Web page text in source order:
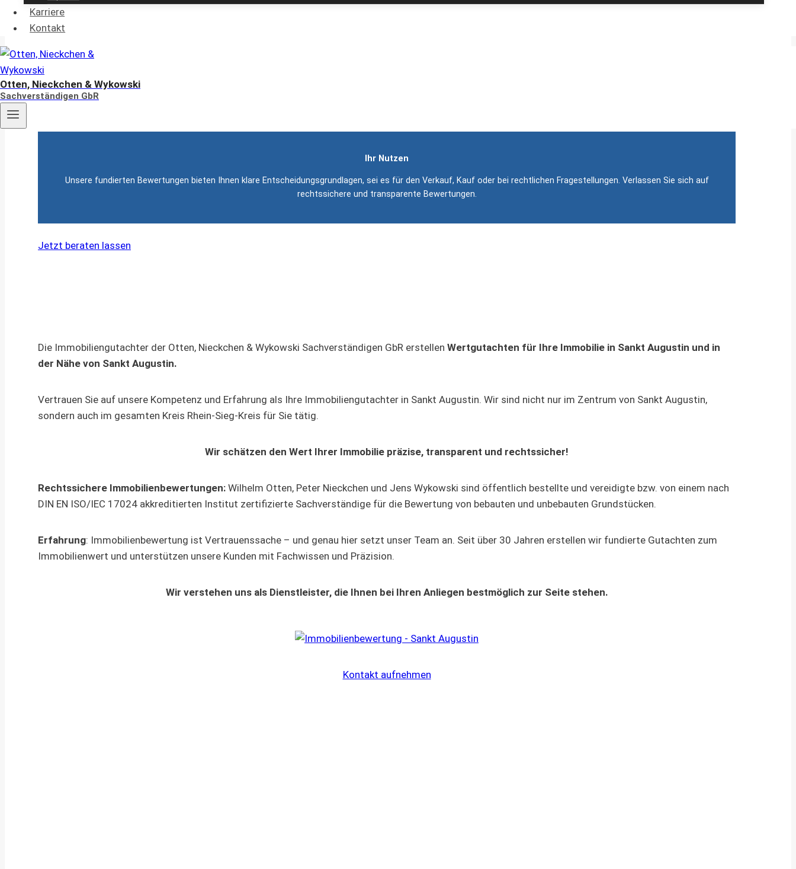
Karriere
Kontakt
Otten, Nieckchen & Wykowski
Sachverständigen GbR
für die Bewertung von bebauten und unbebauten Grundstücken
Bei uns erhalten Sie präzise und professionelle Immobilienwertermittlungen für bebaute und unbebaute Grundstücke – erstellt von öffentlich bestellten und vereidigten
Ihr Nutzen
Unsere fundierten Bewertungen bieten Ihnen klare Entscheidungsgrundlagen, sei es für den Verkauf, Kauf oder bei rechtlichen Fragestellungen. Verlassen Sie sich auf
rechtssichere und transparente Bewertungen.
Jetzt beraten lassen
Die Immobiliengutachter der Otten, Nieckchen & Wykowski Sachverständigen GbR erstellen Wertgutachten für Ihre Immobilie in Sankt Augustin und in
der Nähe von Sankt Augustin.
Vertrauen Sie auf unsere Kompetenz und Erfahrung als Ihre Immobiliengutachter in Sankt Augustin. Wir sind nicht nur im Zentrum von Sankt Augustin,
sondern auch im gesamten Kreis Rhein-Sieg-Kreis für Sie tätig.
Wir schätzen den Wert Ihrer Immobilie präzise, transparent und rechtssicher!
Rechtssichere Immobilienbewertungen: Wilhelm Otten, Peter Nieckchen und Jens Wykowski sind öffentlich bestellte und vereidigte bzw. von einem nach
DIN EN ISO/IEC 17024 akkreditierten Institut zertifizierte Sachverständige für die Bewertung von bebauten und unbebauten Grundstücken.
Erfahrung: Immobilienbewertung ist Vertrauenssache – und genau hier setzt unser Team an. Seit über 30 Jahren erstellen wir fundierte Gutachten zum
Immobilienwert und unterstützen unsere Kunden mit Fachwissen und Präzision.
Wir verstehen uns als Dienstleister, die Ihnen bei Ihren Anliegen bestmöglich zur Seite stehen.
Kontakt aufnehmen